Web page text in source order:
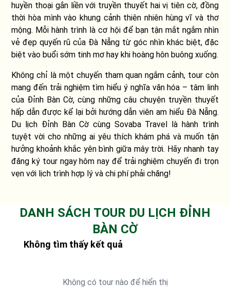
huyền thoại gắn liền với truyền thuyết hai vị tiên cờ, đồng
thời hòa mình vào khung cảnh thiên nhiên hùng vĩ và thơ
mộng. Mỗi hành trình là cơ hội để bạn tận mắt ngắm nhìn
vẻ đẹp quyến rũ của Đà Nẵng từ góc nhìn khác biệt, đặc
biệt vào buổi sớm tinh mơ hay khi hoàng hôn buông xuống.
Không chỉ là một chuyến tham quan ngắm cảnh, tour còn
mang đến trải nghiệm tìm hiểu ý nghĩa văn hóa – tâm linh
của Đỉnh Bàn Cờ, cùng những câu chuyện truyền thuyết
hấp dẫn được kể lại bởi hướng dẫn viên am hiểu Đà Nẵng.
Du lịch Đỉnh Bàn Cờ cùng Sovaba Travel là hành trình
tuyệt vời cho những ai yêu thích khám phá và muốn tận
hưởng khoảnh khắc yên bình giữa mây trời. Hãy nhanh tay
đăng ký tour ngay hôm nay để trải nghiệm chuyến đi trọn
vẹn với lịch trình hợp lý và chi phí phải chăng!
DANH SÁCH TOUR DU LỊCH ĐỈNH
BÀN CỜ
Không tìm thấy kết quả
Không có tour nào để hiển thị